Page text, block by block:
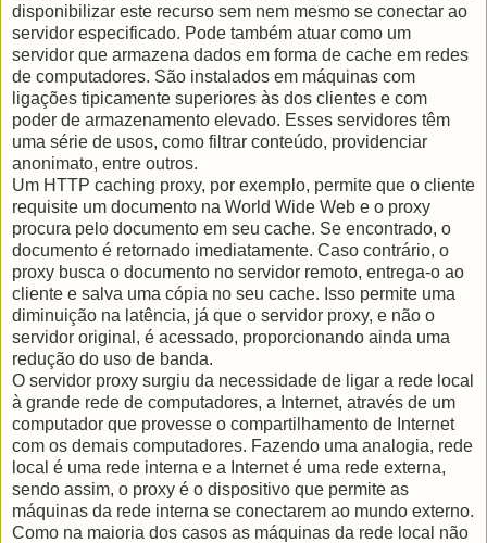
disponibilizar este recurso sem nem mesmo se conectar ao
servidor especificado. Pode também atuar como um
servidor que armazena dados em forma de cache em redes
de computadores. São instalados em máquinas com
ligações tipicamente superiores às dos clientes e com
poder de armazenamento elevado. Esses servidores têm
uma série de usos, como filtrar conteúdo, providenciar
anonimato, entre outros.
Um HTTP caching proxy, por exemplo, permite que o cliente
requisite um documento na World Wide Web e o proxy
procura pelo documento em seu cache. Se encontrado, o
documento é retornado imediatamente. Caso contrário, o
proxy busca o documento no servidor remoto, entrega-o ao
cliente e salva uma cópia no seu cache. Isso permite uma
diminuição na latência, já que o servidor proxy, e não o
servidor original, é acessado, proporcionando ainda uma
redução do uso de banda.
O servidor proxy surgiu da necessidade de ligar a rede local
à grande rede de computadores, a Internet, através de um
computador que provesse o compartilhamento de Internet
com os demais computadores. Fazendo uma analogia, rede
local é uma rede interna e a Internet é uma rede externa,
sendo assim, o proxy é o dispositivo que permite as
máquinas da rede interna se conectarem ao mundo externo.
Como na maioria dos casos as máquinas da rede local não